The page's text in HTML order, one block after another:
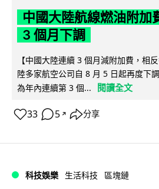
中國大陸航線燃油附加
3 個月下調
【中國大陸連續 3 個月減附加費，相
陸多家航空公司自 8 月 5 日起再度下
為年內連續第 3 個...
閱讀全文
33 5 ↗ 分享
科技娛樂 生活科技 區塊鏈